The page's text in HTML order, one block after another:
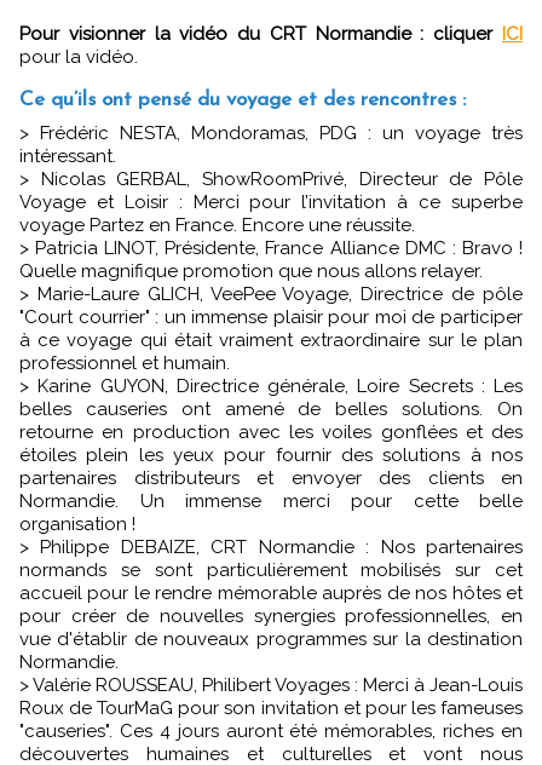
Pour visionner la vidéo du CRT Normandie : cliquer ICI
pour la vidéo.
Ce qu’ils ont pensé du voyage et des rencontres :
> Frédéric NESTA, Mondoramas, PDG : un voyage très
intéressant.
> Nicolas GERBAL, ShowRoomPrivé, Directeur de Pôle
Voyage et Loisir : Merci pour l’invitation à ce superbe
voyage Partez en France. Encore une réussite.
> Patricia LINOT, Présidente, France Alliance DMC : Bravo !
Quelle magnifique promotion que nous allons relayer.
> Marie-Laure GLICH, VeePee Voyage, Directrice de pôle
"Court courrier" : un immense plaisir pour moi de participer
à ce voyage qui était vraiment extraordinaire sur le plan
professionnel et humain.
> Karine GUYON, Directrice générale, Loire Secrets : Les
belles causeries ont amené de belles solutions. On
retourne en production avec les voiles gonflées et des
étoiles plein les yeux pour fournir des solutions à nos
partenaires distributeurs et envoyer des clients en
Normandie. Un immense merci pour cette belle
organisation !
> Philippe DEBAIZE, CRT Normandie : Nos partenaires
normands se sont particulièrement mobilisés sur cet
accueil pour le rendre mémorable auprès de nos hôtes et
pour créer de nouvelles synergies professionnelles, en
vue d'établir de nouveaux programmes sur la destination
Normandie.
> Valérie ROUSSEAU, Philibert Voyages : Merci à Jean-Louis
Roux de TourMaG pour son invitation et pour les fameuses
"causeries". Ces 4 jours auront été mémorables, riches en
découvertes humaines et culturelles et vont nous